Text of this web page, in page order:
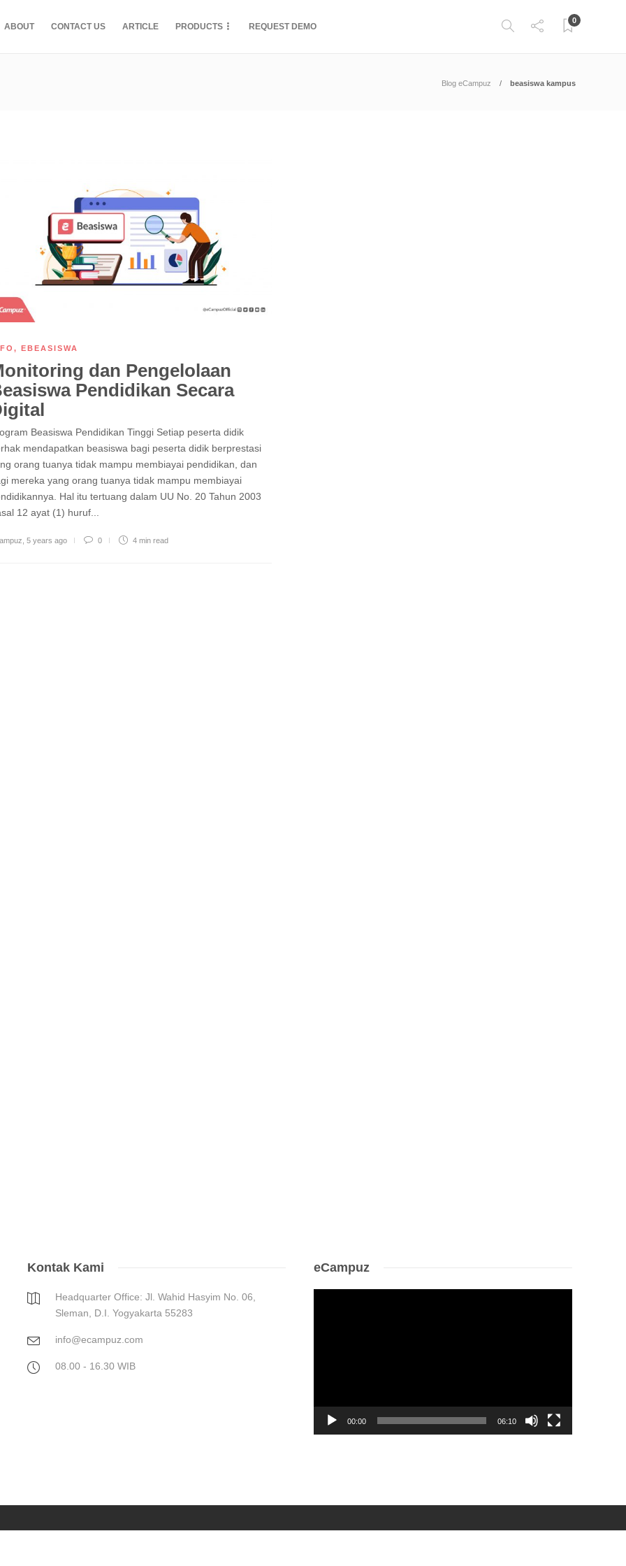
ABOUT CONTACT US ARTICLE PRODUCTS REQUEST DEMO
0
Blog eCampuz beasiswa kampus
, EBEASISWA
dan Pengelolaan
Pendidikan Secara
Beasiswa Pendidikan Tinggi Setiap peserta didik
mendapatkan beasiswa bagi peserta didik berprestasi
orang tuanya tidak mampu membiayai pendidikan, dan
mereka yang orang tuanya tidak mampu membiayai
Hal itu tertuang dalam UU No. 20 Tahun 2003
12 ayat (1) huruf...
5 years ago 0 4 min read
Kontak Kami
Headquarter Office: Jl. Wahid Hasyim No. 06,
Sleman, D.I. Yogyakarta 55283
info@ecampuz.com
08.00 - 16.30 WIB
eCampuz
00:00 06:10